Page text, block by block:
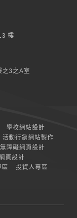
樓
之3之A室
學校網站設計
活動行銷網站製作
無障礙網頁設計
頁設計
區
投資人專區